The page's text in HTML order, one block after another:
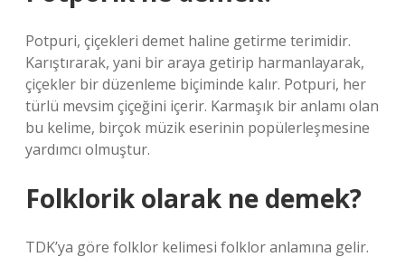
Potpuri, çiçekleri demet haline getirme terimidir.
Karıştırarak, yani bir araya getirip harmanlayarak,
çiçekler bir düzenleme biçiminde kalır. Potpuri, her
türlü mevsim çiçeğini içerir. Karmaşık bir anlamı olan
bu kelime, birçok müzik eserinin popülerleşmesine
yardımcı olmuştur.
Folklorik olarak ne demek?
TDK’ya göre folklor kelimesi folklor anlamına gelir.